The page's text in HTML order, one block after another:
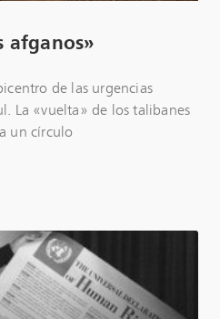
afganos»
de las urgencias
La «vuelta» de los talibanes
un círculo